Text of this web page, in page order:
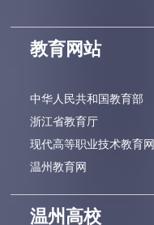
教育网站
中华人民共和国教育部
浙江省教育厅
现代高等职业技术教育网
温州教育网
温州高校